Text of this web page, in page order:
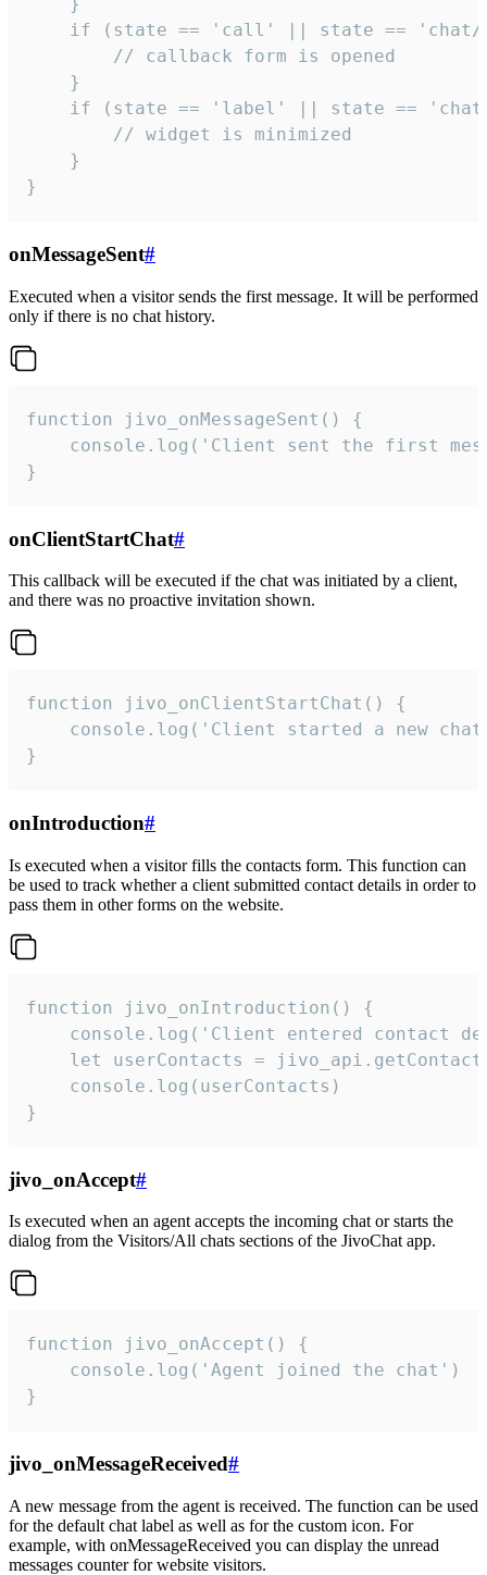
    }
if (state == 'call' || state ==
        // callback form is opened
    }
if (state == 'label' || state ==
        // widget is minimized
    }
}
onMessageSent#
Executed when a visitor sends the first message. It will be performed
only if there is no chat history.
function jivo_onMessageSent() {
console.log('Client sent the first
}
onClientStartChat#
This callback will be executed if the chat was initiated by a client,
and there was no proactive invitation shown.
function jivo_onClientStartChat() {
console.log('Client started a new
}
onIntroduction#
Is executed when a visitor fills the contacts form. This function can
be used to track whether a client submitted contact details in order to
pass them in other forms on the website.
function jivo_onIntroduction() {
console.log('Client entered contact
let userContacts =
    console.log(userContacts)
}
jivo_onAccept#
Is executed when an agent accepts the incoming chat or starts the
dialog from the Visitors/All chats sections of the JivoChat app.
function jivo_onAccept() {
}
jivo_onMessageReceived#
A new message from the agent is received. The function can be used
for the default chat label as well as for the custom icon. For
example, with onMessageReceived you can display the unread
messages counter for website visitors.